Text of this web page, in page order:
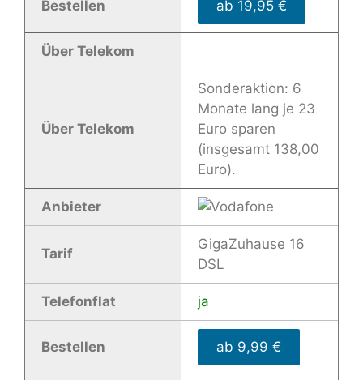
Bestellen ab 19,95 €
Über Telekom
Über Telekom
Sonderaktion: 6
Monate lang je 23
Euro sparen
(insgesamt 138,00
Euro).
Anbieter
Tarif
GigaZuhause 16
DSL
Telefonflat ja
Bestellen ab 9,99 €